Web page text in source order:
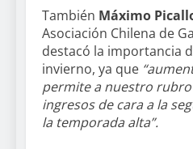
También Máximo
Asociación Chilena de
destacó la importancia
invierno, ya que
permite a nuestro
ingresos de cara a la
la temporada alta”.